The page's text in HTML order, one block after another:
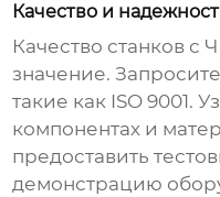
Качество и
Качество станков с
значение.
такие как ISO 9001.
компонентах и
предоставить
демонстрацию